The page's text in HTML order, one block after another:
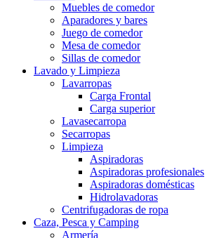
Muebles de comedor
Aparadores y bares
Juego de comedor
Mesa de comedor
Sillas de comedor
Lavado y Limpieza
Lavarropas
Carga Frontal
Carga superior
Lavasecarropa
Secarropas
Limpieza
Aspiradoras
Aspiradoras profesionales
Aspiradoras domésticas
Hidrolavadoras
Centrifugadoras de ropa
Caza, Pesca y Camping
Armería